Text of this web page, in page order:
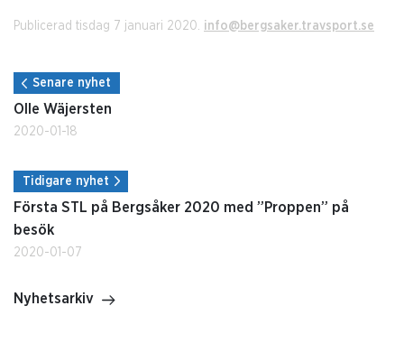
Publicerad tisdag 7 januari 2020. info@bergsaker.travsport.se
Senare nyhet
Olle Wäjersten
2020-01-18
Tidigare nyhet
Första STL på Bergsåker 2020 med ”Proppen” på
besök
2020-01-07
Nyhetsarkiv